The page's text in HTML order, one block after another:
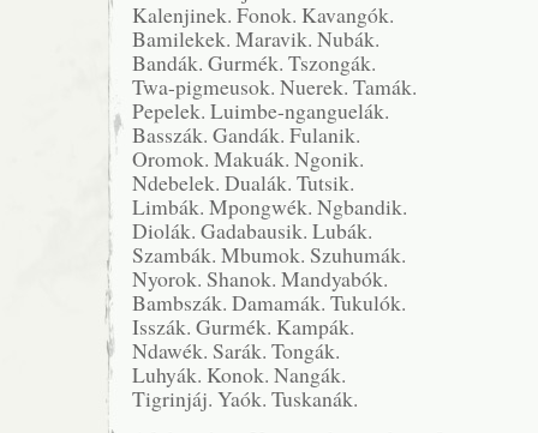
Kalenjinek. Fonok. Kavangók.
Bamilekek. Maravik. Nubák.
Bandák. Gurmék. Tszongák.
Twa-pigmeusok. Nuerek. Tamák.
Pepelek. Luimbe-nganguelák.
Basszák. Gandák. Fulanik.
Oromok. Makuák. Ngonik.
Ndebelek. Dualák. Tutsik.
Limbák. Mpongwék. Ngbandik.
Diolák. Gadabausik. Lubák.
Szambák. Mbumok. Szuhumák.
Nyorok. Shanok. Mandyabók.
Bambszák. Damamák. Tukulók.
Isszák. Gurmék. Kampák.
Ndawék. Sarák. Tongák.
Luhyák. Konok. Nangák.
Tigrinjáj. Yaók. Tuskanák.